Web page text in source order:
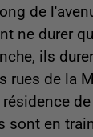
de
ne durer
ils
rues de la
sont en